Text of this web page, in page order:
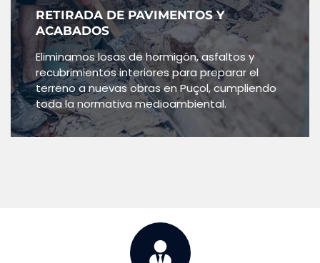
RETIRADA DE PAVIMENTOS Y
ACABADOS
Eliminamos losas de hormigón, asfaltos y
recubrimientos interiores para preparar el
terreno a nuevas obras en Puçol, cumpliendo
toda la normativa medioambiental.